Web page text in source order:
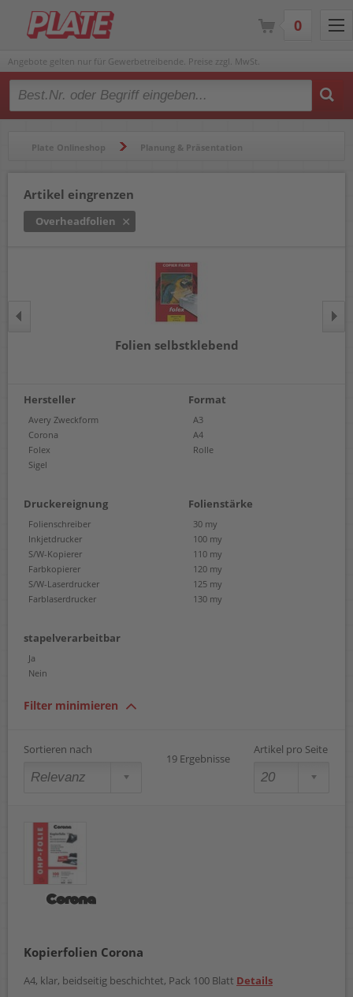
Angebote gelten nur für Gewerbetreibende. Preise zzgl. MwSt.
Type 2 or more characters for results.
Plate Onlineshop Planung & Präsentation
Artikel eingrenzen
Overheadfolien
Folien selbstklebend
Hersteller
Avery Zweckform
Corona
Folex
Sigel
Format
A3
A4
Rolle
Druckereignung
Folienschreiber
Inkjetdrucker
S/W-Kopierer
Farbkopierer
S/W-Laserdrucker
Farblaserdrucker
Folienstärke
30 my
100 my
110 my
120 my
125 my
130 my
stapelverarbeitbar
Ja
Nein
Filter minimieren
Sortieren nach
19 Ergebnisse
Artikel pro Seite
Kopierfolien Corona
A4, klar, beidseitig beschichtet, Pack 100 Blatt Details
0